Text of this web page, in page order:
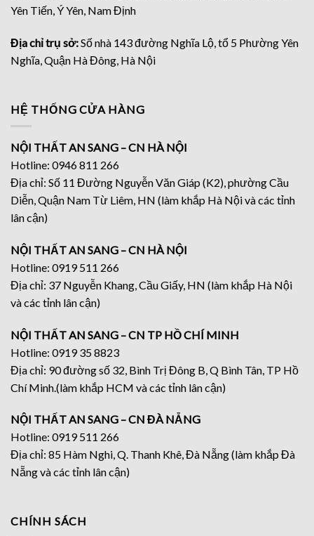
Yên Tiến, Ý Yên, Nam Định
Địa chỉ trụ sở:Số nhà 143 đường Nghĩa Lộ, tổ 5 Phường Yên
Nghĩa, Quận Hà Đông, Hà Nội
HỆ THỐNG CỬA HÀNG
NỘI THẤT AN SANG – CN HÀ NỘI
Hotline: 0946 811 266
Địa chỉ: Số 11 Đường Nguyễn Văn Giáp (K2), phường Cầu
Diễn, Quận Nam Từ Liêm, HN (làm khắp Hà Nội và các tỉnh
lân cận)
NỘI THẤT AN SANG – CN HÀ NỘI
Hotline: 0919 511 266
Địa chỉ: 37 Nguyễn Khang, Cầu Giấy, HN (làm khắp Hà Nội
và các tỉnh lân cận)
NỘI THẤT AN SANG – CN TP HỒ CHÍ MINH
Hotline: 0919 35 8823
Địa chỉ: 90 đường số 32, Bình Trị Đông B, Q Bình Tân, TP Hồ
Chí Minh.(làm khắp HCM và các tỉnh lân cận)
NỘI THẤT AN SANG – CN ĐÀ NẴNG
Hotline: 0919 511 266
Địa chỉ: 85 Hàm Nghi, Q. Thanh Khê, Đà Nẵng (làm khắp Đà
Nẵng và các tỉnh lân cận)
CHÍNH SÁCH